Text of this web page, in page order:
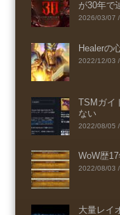
が30年で
2026/03/07 /
Healerの
2022/12/03 /
TSMガイ
ない
2022/08/05 /
WoW歴
2022/08/03 /
大量レイ